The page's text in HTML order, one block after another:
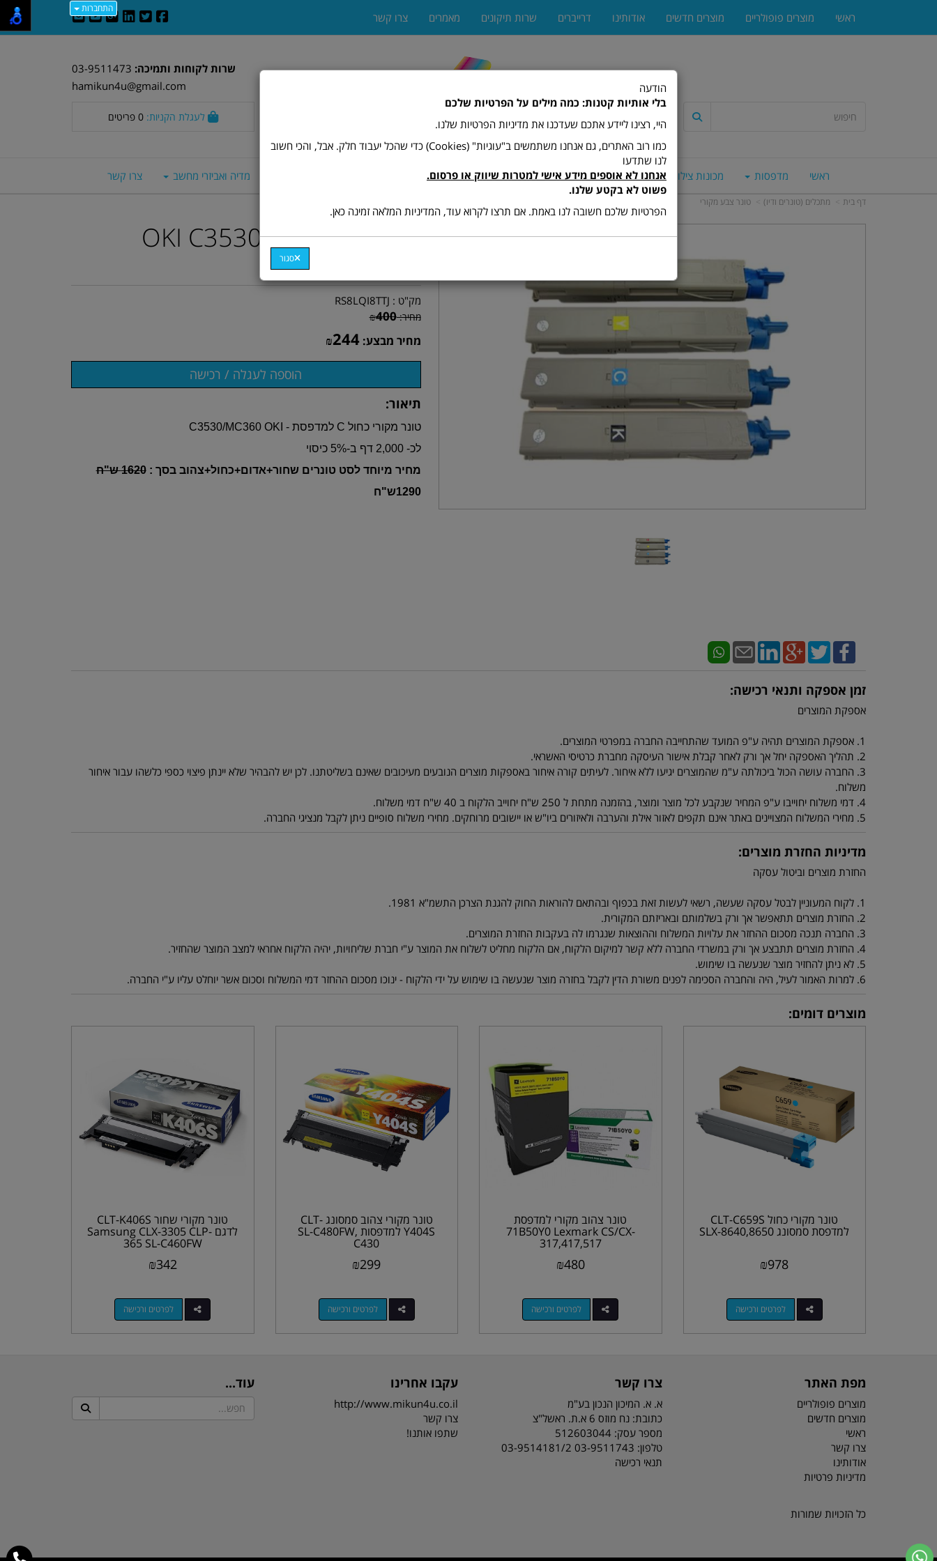
התחברות
שרות לקוחות ותמיכה: 03-9511473
hamikun4u@gmail.com
0
ראשי מדפסות מכונות צילום סורקים מגרסות מתכלים (טונרים ודיו) מדיה ואביזרי מחשב צרו קשר
ראשי מוצרים פופולריים מוצרים חדשים אודותינו דרייברים שרות תיקונים מאמרים צרו קשר
דף בית מתכלים (טונרים ודיו) טונר צבע מקורי
טונר כחול מקורי OKI C3530
מק"ט : RS8LQI8TTJ
מחיר: ₪400
מחיר מבצע: ₪244
תיאור:
טונר מקורי כחול C למדפסת - C3530/MC360 OKI
לכ- 2,000 דף ב-5% כיסוי
מחיר מיוחד לסט טונרים שחור+אדום+כחול+צהוב בסך :1620 ש"ח
1290ש"ח
זמן אספקה ותנאי רכישה:
אספקת המוצרים
1. אספקת המוצרים תהיה ע"פ המועד שהתחייבה החברה במפרטי המוצרים.
2. תהליך האספקה יחל אך ורק לאחר קבלת אישור העיסקה מחברת כרטיסי האשראי.
3. החברה עושה הכול ביכולתה ע"מ שהמוצרים יגיעו ללא איחור. לעיתים קורה איחור באספקות מוצרים הנובעים מעיכובים שאינם בשליטתנו. לכן יש להבהיר שלא יינתן פיצוי כספי כלשהו עבור איחור
משלוח.
4. דמי משלוח יחוייבו ע"פ המחיר שנקבע לכל מוצר ומוצר, בהזמנה מתחת ל 250 ש"ח יחוייב הלקוח ב 40 ש"ח דמי משלוח.
5. מחירי המשלוח המצויינים באתר אינם תקפים לאזור אילת והערבה ולאיזורים ביו"ש או יישובים מרוחקים. מחירי משלוח סופיים ניתן לקבל מנציגי החברה.
מדיניות החזרת מוצרים:
החזרת מוצרים וביטול עסקה
1. לקוח המעוניין לבטל עסקה שעשה, רשאי לעשות זאת בכפוף ובהתאם להוראות החוק להגנת הצרכן התשמ"א 1981.
2. החזרת מוצרים תתאפשר אך ורק בשלמותם ובאריזתם המקורית.
3. החברה תנכה מסכום ההחזר את עלויות המשלוח וההוצאות שנגרמו לה בעקבות החזרת המוצרים.
4. החזרת מוצרים תתבצע אך ורק במשרדי החברה ללא קשר למיקום הלקוח, אם הלקוח מחליט לשלוח את המוצר ע"י חברת שליחויות, יהיה הלקוח אחראי למצב המוצר שהחזיר.
5. לא ניתן להחזיר מוצר שנעשה בו שימוש.
6. למרות האמור לעיל, היה והחברה הסכימה לפנים משורת הדין לקבל בחזרה מוצר שנעשה בו שימוש על ידי הלקוח - ינוכו מסכום ההחזר דמי המשלוח וסכום אשר יוחלט עליו ע"י החברה.
מוצרים דומים:
טונר מקורי כחול CLT-C659S
למדפסת סמסונג SLX-8640,8650
₪978
לפרטים ורכישה
טונר צהוב מקורי למדפסת
71B50Y0 Lexmark CS/CX-
317,417,517
₪480
לפרטים ורכישה
טונר מקורי צהוב סמסונג CLT-
Y404S למדפסות SL-C480FW,
C430
₪299
לפרטים ורכישה
טונר מקורי שחור CLT-K406S
לדגם Samsung CLX-3305 CLP-
365 SL-C460FW
₪342
לפרטים ורכישה
מפת האתר
מוצרים פופולריים
מוצרים חדשים
ראשי
צרו קשר
אודותינו
מדיניות פרטיות
צרו קשר
א. א. המיכון הנכון בע"מ
כתובת: נח מוזס 6 א.ת. ראשל"צ
מספר עסק: 512603044
טלפון: 03-9511743 03-9514181/2
תנאי רכישה
עקבו אחרינו
http://www.mikun4u.co.il
צרו קשר
שתפו אותנו!
עוד...
כל הזכויות שמורות
הודעה
בלי אותיות קטנות: כמה מילים על הפרטיות שלכם
היי, רצינו ליידע אתכם שעדכנו את מדיניות הפרטיות שלנו.
כמו רוב האתרים, גם אנחנו משתמשים ב"עוגיות" (Cookies) כדי שהכל יעבוד חלק. אבל, והכי חשוב
לנו שתדעו
אנחנו לא אוספים מידע אישי למטרות שיווק או פרסום.
פשוט לא בקטע שלנו.
הפרטיות שלכם חשובה לנו באמת. אם תרצו לקרוא עוד, המדיניות המלאה זמינה כאן.
סגור